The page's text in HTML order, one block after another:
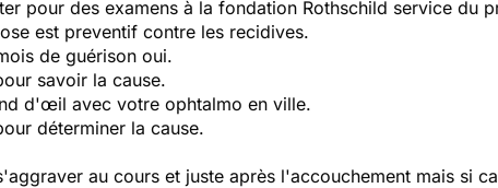
pour des examens à la fondation Rothschild service du
est preventif contre les recidives.
de guérison oui.
savoir la cause.
d'œil avec votre ophtalmo en ville.
déterminer la cause.
au cours et juste après l'accouchement mais si